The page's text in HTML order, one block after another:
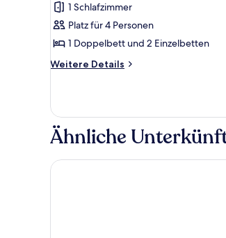
für
Classic-
Vierbettzimmer
anzeigen
1 Schlafzimmer
Platz für 4 Personen
1 Doppelbett und 2 Einzelbetten
Weitere Details
Weitere
Vierbettzimmer
Ähnliche
Hotel dei Pini